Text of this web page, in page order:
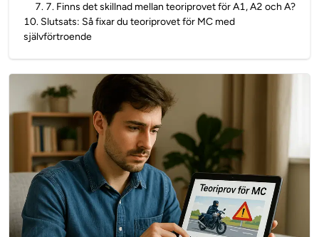
7. 7. Finns det skillnad mellan teoriprovet för A1, A2 och A?
10. Slutsats: Så fixar du teoriprovet för MC med
självförtroende